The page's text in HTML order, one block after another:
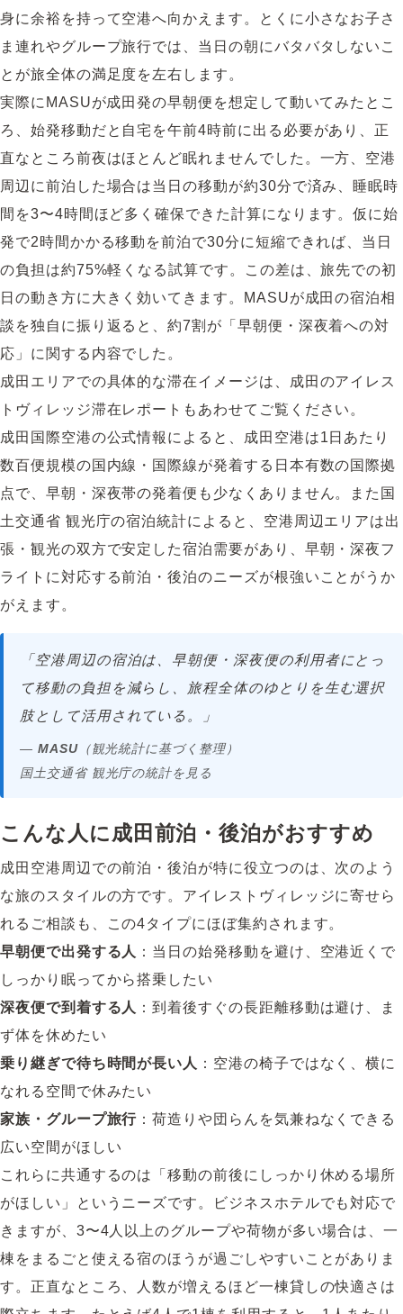
身に余裕を持って空港へ向かえます。とくに小さなお子さ
ま連れやグループ旅行では、当日の朝にバタバタしないこ
とが旅全体の満足度を左右します。
実際にMASUが成田発の早朝便を想定して動いてみたとこ
ろ、始発移動だと自宅を午前4時前に出る必要があり、正
直なところ前夜はほとんど眠れませんでした。一方、空港
周辺に前泊した場合は当日の移動が約30分で済み、睡眠時
間を3〜4時間ほど多く確保できた計算になります。仮に始
発で2時間かかる移動を前泊で30分に短縮できれば、当日
の負担は約75%軽くなる試算です。この差は、旅先での初
日の動き方に大きく効いてきます。MASUが成田の宿泊相
談を独自に振り返ると、約7割が「早朝便・深夜着への対
応」に関する内容でした。
成田エリアでの具体的な滞在イメージは、
成田のアイレス
トヴィレッジ滞在レポート もあわせてご覧ください。
成田国際空港の公式情報によると、成田空港は1日あたり
数百便規模の国内線・国際線が発着する日本有数の国際拠
点で、早朝・深夜帯の発着便も少なくありません。また国
土交通省 観光庁の宿泊統計によると、空港周辺エリアは出
張・観光の双方で安定した宿泊需要があり、早朝・深夜フ
ライトに対応する前泊・後泊のニーズが根強いことがうか
がえます。
「空港周辺の宿泊は、早朝便・深夜便の利用者にとっ
て移動の負担を減らし、旅程全体のゆとりを生む選択
肢として活用されている。」
— MASU（観光統計に基づく整理）
国土交通省 観光庁の統計を見る
こんな人に成田前泊・後泊がおすすめ
成田空港周辺での前泊・後泊が特に役立つのは、次のよう
な旅のスタイルの方です。アイレストヴィレッジに寄せら
れるご相談も、この4タイプにほぼ集約されます。
早朝便で出発する人 ：当日の始発移動を避け、空港近くで
しっかり眠ってから搭乗したい
深夜便で到着する人 ：到着後すぐの長距離移動は避け、ま
ず体を休めたい
乗り継ぎで待ち時間が長い人 ：空港の椅子ではなく、横に
なれる空間で休みたい
家族・グループ旅行 ：荷造りや団らんを気兼ねなくできる
広い空間がほしい
これらに共通するのは「移動の前後にしっかり休める場所
がほしい」というニーズです。ビジネスホテルでも対応で
きますが、3〜4人以上のグループや荷物が多い場合は、一
棟をまるごと使える宿のほうが過ごしやすいことがありま
す。正直なところ、人数が増えるほど一棟貸しの快適さは